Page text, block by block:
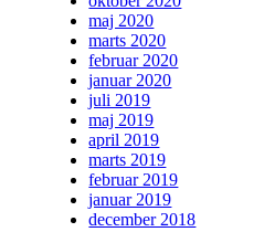
maj 2020
marts 2020
februar 2020
januar 2020
juli 2019
maj 2019
april 2019
marts 2019
februar 2019
januar 2019
december 2018